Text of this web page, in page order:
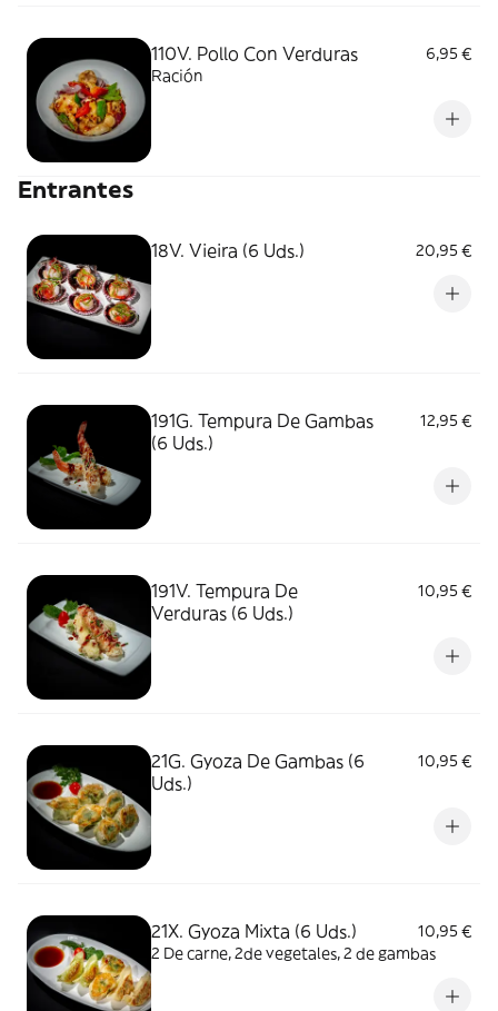
110V. Pollo Con Verduras
6,95 €
Ración
Entrantes
18V. Vieira (6 Uds.) 20,95 €
191G. Tempura De Gambas
(6 Uds.)
12,95 €
191V. Tempura De
Verduras (6 Uds.)
10,95 €
21G. Gyoza De Gambas (6
Uds.)
10,95 €
21X. Gyoza Mixta (6 Uds.)
10,95 €
2 De carne, 2de vegetales, 2 de gambas